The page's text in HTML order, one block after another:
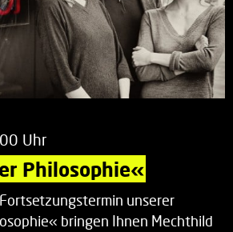
Uhr
Philosophie«
unserer
bringen Ihnen Mechthild